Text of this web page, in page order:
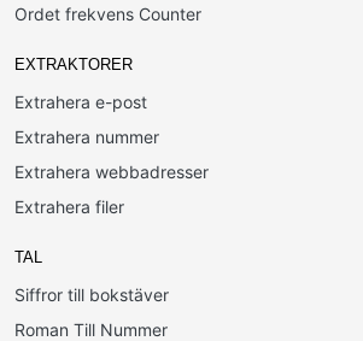
Ordet frekvens Counter
EXTRAKTORER
Extrahera e-post
Extrahera nummer
Extrahera webbadresser
Extrahera filer
TAL
Siffror till bokstäver
Roman Till Nummer